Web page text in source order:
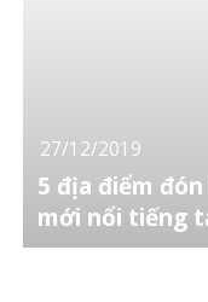
27/12/2019
5 địa điểm
mới nổi tiếng